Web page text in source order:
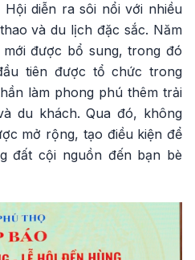
diễn ra sôi nổi với nhiều
và du lịch đặc sắc. Năm
được bổ sung, trong đó
tiên được tổ chức trong
làm phong phú thêm trải
du khách. Qua đó, không
mở rộng, tạo điều kiện để
đất cội nguồn đến bạn bè